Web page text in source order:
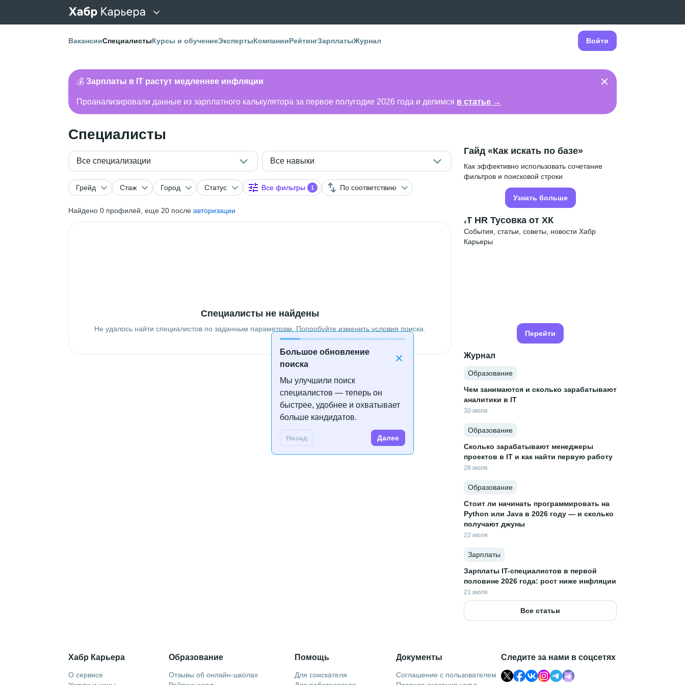
ВакансииСпециалистыКурсы и обучениеЭкспертыКомпанииРейтингЗарплатыЖурнал Войти
💰 Зарплаты в IT растут медленнее инфляции
Проанализировали данные из зарплатного калькулятора за первое полугодие 2026 года и делимся в статье →
Специалисты
Все специализации Все навыки
Грейд Стаж Город Статус Все фильтры 1 По соответствию
Найдено 0 профилей, еще 20 после авторизации
Большое обновление
поиска
Мы улучшили поиск
специалистов — теперь он
быстрее, удобнее и охватывает
больше кандидатов.
Назад Далее
Специалисты не найдены
Не удалось найти специалистов по заданным параметрам. Попробуйте изменить условия поиска.
Гайд «Как искать по базе»
Как эффективно использовать сочетание
фильтров и поисковой строки
Узнать больше
IT HR Тусовка от ХК
События, статьи, советы, новости Хабр
Карьеры
Перейти
Журнал
Образование
Чем занимаются и сколько зарабатывают
аналитики в IT
30 июля
Образование
Сколько зарабатывают менеджеры
проектов в IT и как найти первую работу
28 июля
Образование
Стоит ли начинать программировать на
Python или Java в 2026 году — и сколько
получают джуны
22 июля
Зарплаты
Зарплаты IT-специалистов в первой
половине 2026 года: рост ниже инфляции
21 июля
Все статьи
Хабр Карьера
О сервисе
Образование
Отзывы об онлайн-школах
Помощь
Для соискателя
Документы
Соглашение с пользователем
Следите за нами в соцсетях